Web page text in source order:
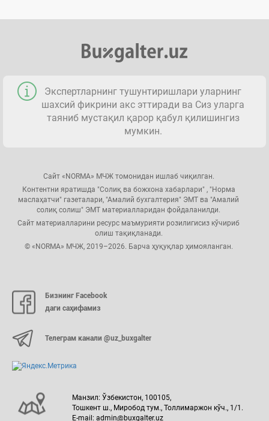
Экспертларнинг тушунтиришлари уларнинг
шахсий фикрини акс эттиради ва Сиз уларга
таяниб мустақил қарор қабул қилишингиз
мумкин.
Сайт «NORMA» МЧЖ томонидан ишлаб чиқилган.
Контентни яратишда "Солиқ ва божхона хабарлари" , "Норма
маслаҳатчи" газеталари, "Амалий бухгалтерия" ЭМТ ва "Амалий
солиқ солиш" ЭМТ материалларидан фойдаланилди.
Сайт материалларини ресурс маъмурияти розилигисиз кўчириб
олиш тақиқланади.
© «NORMA» МЧЖ, 2019–2026. Барча ҳуқуқлар ҳимояланган.
Бизнинг Facebook
даги саҳифамиз
Телеграм канали @uz_buxgalter
Манзил: Ўзбекистон, 100105,
Тошкент ш., Миробод тум., Толлимаржон кўч., 1/1.
E-mail: admin@buxgalter.uz